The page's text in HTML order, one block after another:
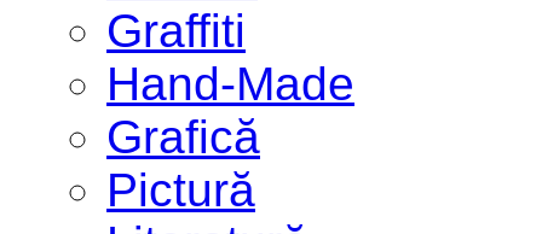
Graffiti
Hand-Made
Grafică
Pictură